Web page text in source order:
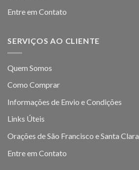
Entre em Contato
SERVIÇOS AO CLIENTE
Quem Somos
Como Comprar
Informações de Envio e Condições
Links Úteis
Orações de São Francisco e Santa Clara
Entre em Contato